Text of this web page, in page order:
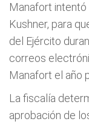
Manafort
Kushner, para
del Ejército
correos
Manafort el año
La fiscalía
aprobación de